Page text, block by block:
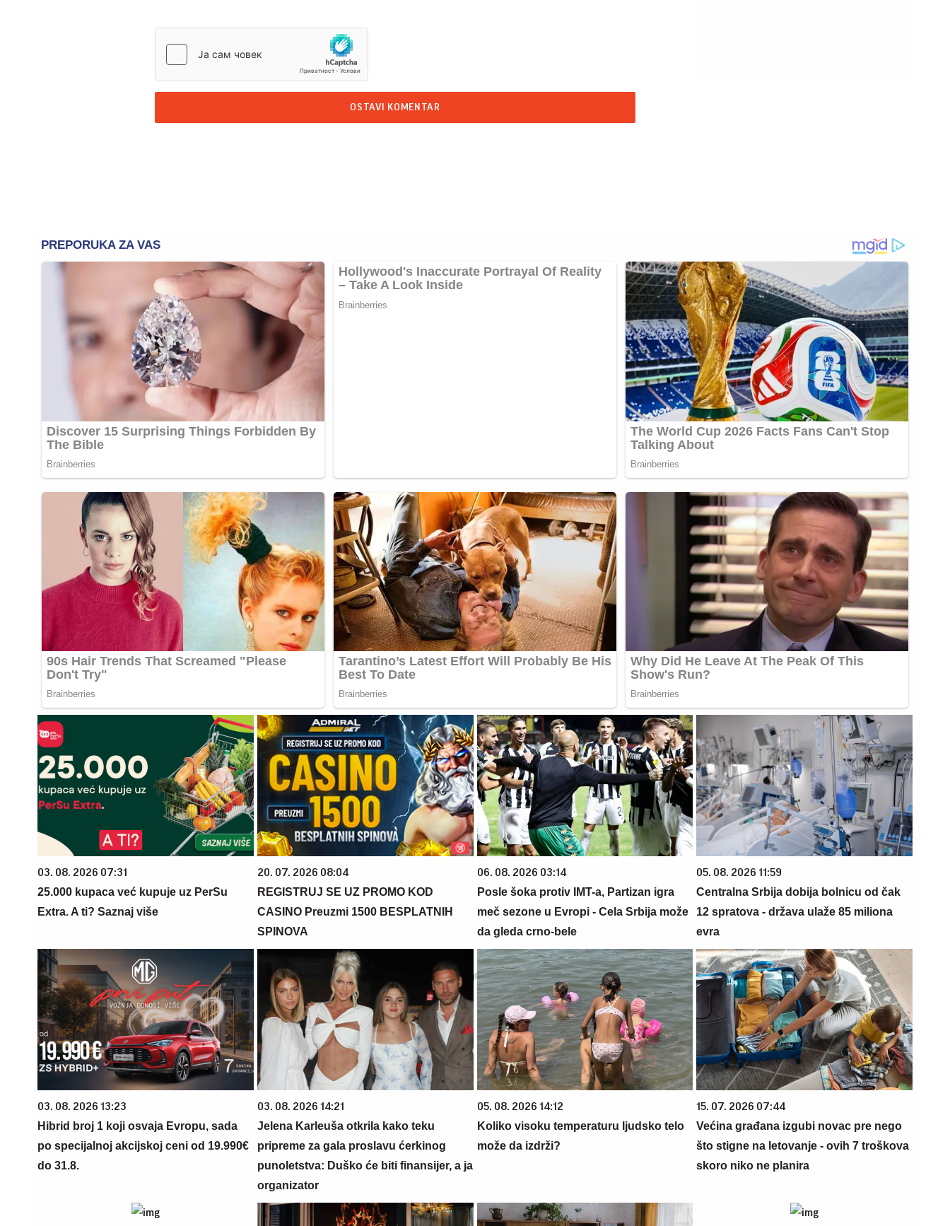
OSTAVI KOMENTAR
03. 08. 2026 07:31
25.000 kupaca već kupuje uz PerSu
Extra. A ti? Saznaj više
20. 07. 2026 08:04
REGISTRUJ SE UZ PROMO KOD
CASINO Preuzmi 1500 BESPLATNIH
SPINOVA
06. 08. 2026 03:14
Posle šoka protiv IMT-a, Partizan igra
meč sezone u Evropi - Cela Srbija može
da gleda crno-bele
05. 08. 2026 11:59
Centralna Srbija dobija bolnicu od čak
12 spratova - država ulaže 85 miliona
evra
03. 08. 2026 13:23
Hibrid broj 1 koji osvaja Evropu, sada
po specijalnoj akcijskoj ceni od 19.990€
do 31.8.
03. 08. 2026 14:21
Jelena Karleuša otkrila kako teku
pripreme za gala proslavu ćerkinog
punoletstva: Duško će biti finansijer, a ja
organizator
05. 08. 2026 14:12
Koliko visoku temperaturu ljudsko telo
može da izdrži?
15. 07. 2026 07:44
Većina građana izgubi novac pre nego
što stigne na letovanje - ovih 7 troškova
skoro niko ne planira